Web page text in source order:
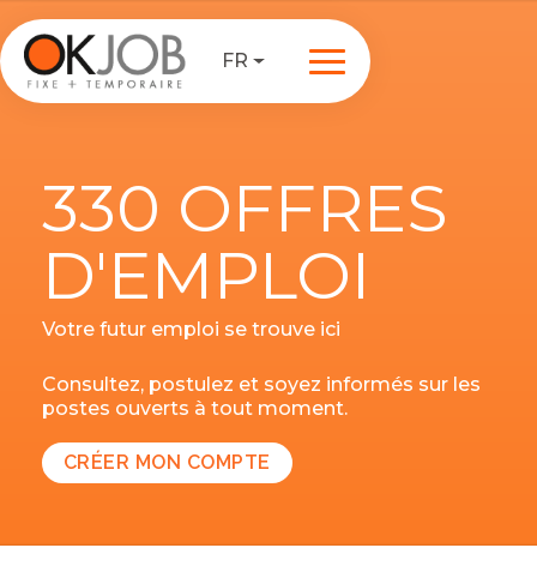
FR
330 OFFRES
D'EMPLOI
Votre futur emploi se trouve ici
Consultez, postulez et soyez informés sur les
postes ouverts à tout moment.
CRÉER MON COMPTE